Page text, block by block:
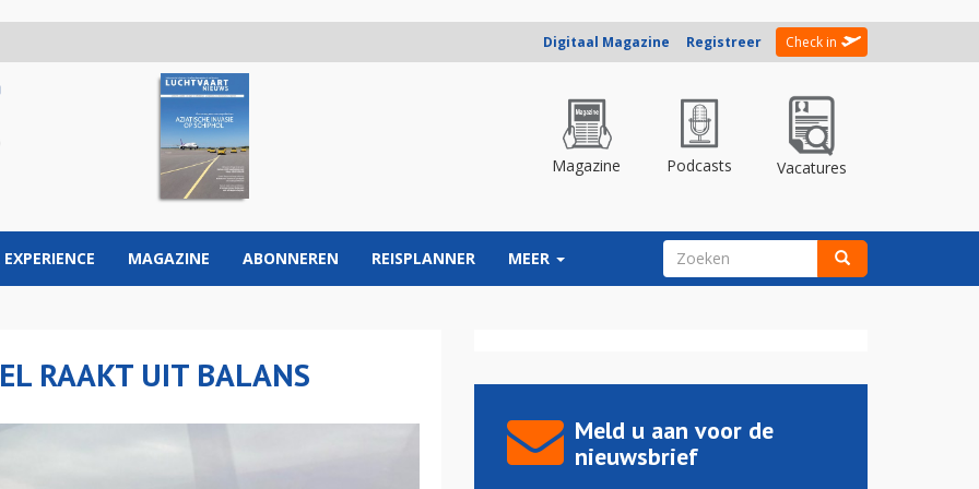
Digitaal Magazine Registreer Check in
Magazine Podcasts Vacatures
EXPERIENCE MAGAZINE ABONNEREN REISPLANNER MEER ZOEKVELD
RAAKT UIT BALANS
Meld u aan voor de
nieuwsbrief